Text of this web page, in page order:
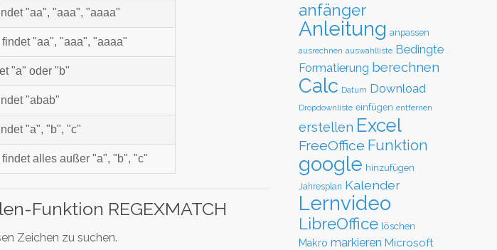
"aa", "aaa", "aaaa"
findet "aa", "aaa", "aaaa"
"a" oder "b"
"abab"
"a", "b", "c"
findet alles außer "a", "b", "c"
Funktion REGEXMATCH
Zeichen zu suchen.
anfänger
Anleitung anpassen
ausrechnen auswahlliste Bedingte
Formatierung berechnen
Calc Datum Download
Dropdownliste einfügen entfernen
erstellen Excel
FreeOffice Funktion
google hinzufügen
Jahresplan Kalender
Lernvideo
LibreOffice löschen
Makro markieren Microsoft